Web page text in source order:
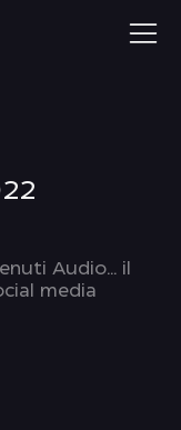
Audio... il
media